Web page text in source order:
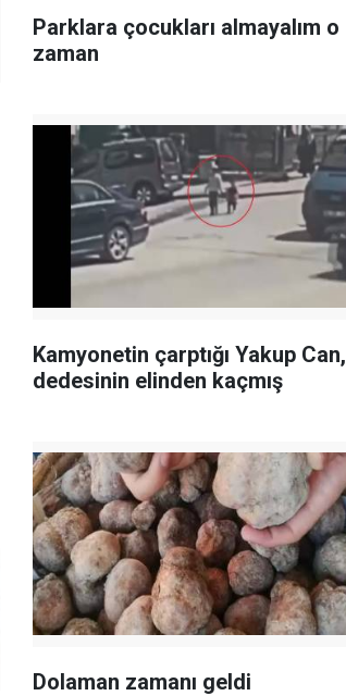
Parklara çocukları almayalım o
zaman
Kamyonetin çarptığı Yakup Can,
dedesinin elinden kaçmış
Dolaman zamanı geldi